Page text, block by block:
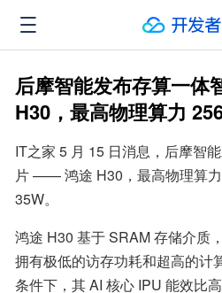
后摩智能发布存算一体
H30，最高物理算力
IT之家 5 月 15 日消息，后摩智
片 —— 鸿途 H30，最高物理算
35W。
鸿途 H30 基于 SRAM 存储介质
拥有极低的访存功耗和超高的计
条件下，其 AI 核心 IPU 能效比